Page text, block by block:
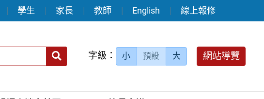
學生 家長 教師 English 線上報修
送出 字級： 小 預設 大 網站導覽